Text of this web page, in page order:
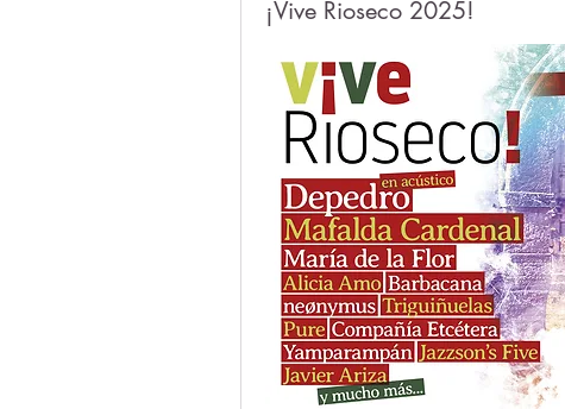
¡Vive Rioseco 2025!